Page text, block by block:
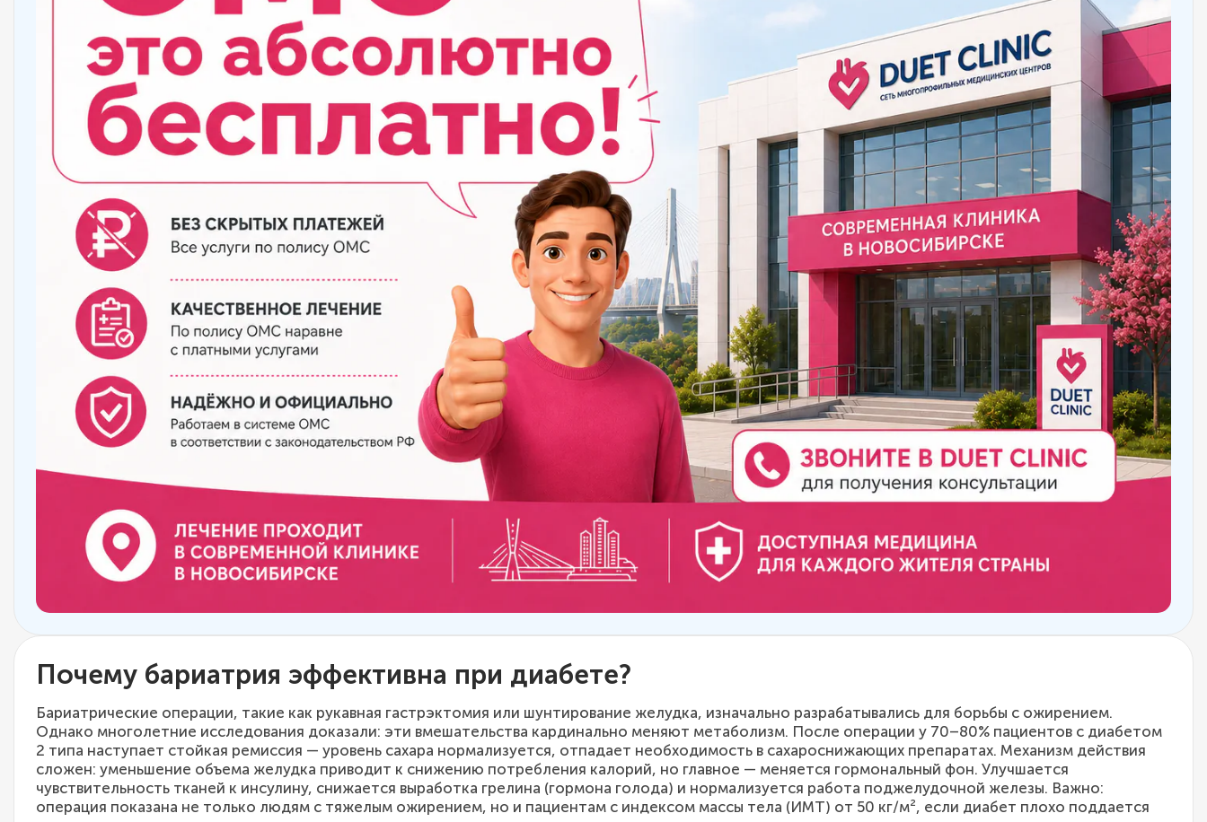
Почему бариатрия эффективна при диабете?
Бариатрические операции, такие как рукавная гастрэктомия или шунтирование желудка, изначально разрабатывались для борьбы с ожирением.
Однако многолетние исследования доказали: эти вмешательства кардинально меняют метаболизм. После операции у 70–80% пациентов с диабетом
2 типа наступает стойкая ремиссия — уровень сахара нормализуется, отпадает необходимость в сахароснижающих препаратах. Механизм действия
сложен: уменьшение объема желудка приводит к снижению потребления калорий, но главное — меняется гормональный фон. Улучшается
чувствительность тканей к инсулину, снижается выработка грелина (гормона голода) и нормализуется работа поджелудочной железы. Важно:
операция показана не только людям с тяжелым ожирением, но и пациентам с индексом массы тела (ИМТ) от 50 кг/м², если диабет плохо поддается